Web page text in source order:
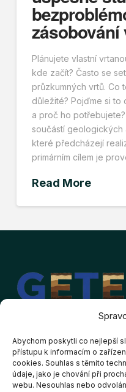
Abychom poskytli co nejlepší
přístupu k informacím o
cookies. Souhlas s těmito
údaje, jako je chování při
webu. Nesouhlas nebo
zásobování
Plánujete vlastní
kde začít? Často se
průzkumných vrtů. Co
důležité? Pojďme si to
a proč ho
součástí
které předcházejí
primárním cílem je
Read More
Kontakt